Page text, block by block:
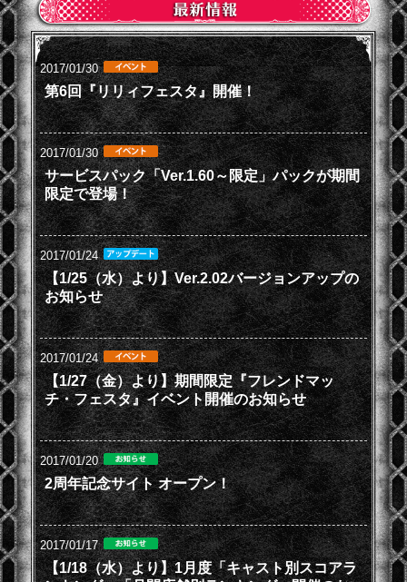
2017/01/30
第6回『リリィフェスタ』開催！
2017/01/30
サービスパック「Ver.1.60～限定」パックが期間
限定で登場！
2017/01/24
【1/25（水）より】Ver.2.02バージョンアップの
お知らせ
2017/01/24
【1/27（金）より】期間限定『フレンドマッ
チ・フェスタ』イベント開催のお知らせ
2017/01/20
2周年記念サイト オープン！
2017/01/17
【1/18（水）より】1月度「キャスト別スコアラ